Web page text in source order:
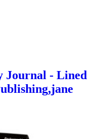
Journal - Lined